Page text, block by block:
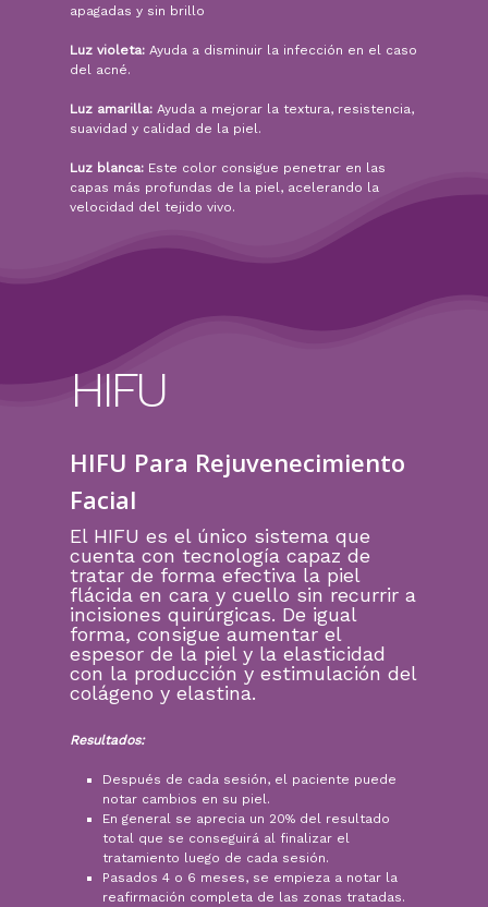
apagadas y sin brillo
Luz violeta:Ayuda a disminuir la infección en el caso
del acné.
Luz amarilla:Ayuda a mejorar la textura, resistencia,
suavidad y calidad de la piel.
Luz blanca: Este color consigue penetrar en las
capas más profundas de la piel, acelerando la
velocidad del tejido vivo.
HIFU
HIFU Para Rejuvenecimiento
Facial
El HIFU es el único sistema que
cuenta con tecnología capaz de
tratar de forma efectiva la piel
flácida en cara y cuello sin recurrir a
incisiones quirúrgicas. De igual
forma, consigue aumentar el
espesor de la piel y la elasticidad
con la producción y estimulación del
colágeno y elastina.
Resultados:
Después de cada sesión, el paciente puede
notar cambios en su piel.
En general se aprecia un 20% del resultado
total que se conseguirá al finalizar el
tratamiento luego de cada sesión.
Pasados 4 o 6 meses, se empieza a notar la
reafirmación completa de las zonas tratadas.